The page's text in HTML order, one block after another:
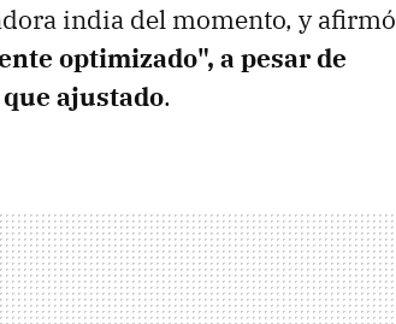
india del momento, y afirmó
optimizado", a pesar de
ajustado.